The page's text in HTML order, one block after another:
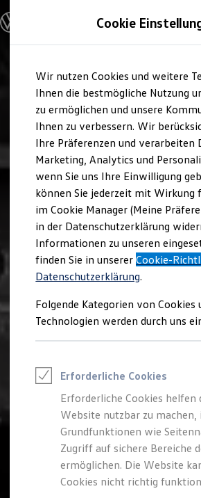
Hauptinhalt
springen
Footer
springen
Modelle und Konfigurator
Konfigurator
Modelle vergleichen
Elektroautos
ENERGY Sondermodelle
Nutzfahrzeuge
SUV und CUV
Familienautos
Kombis
Kompaktwagen
Sportwagen
Schnell verfügbare Fahrzeuge
Angebote und Produkte
Aktuelle Angebote
E-Auto-Förderung
Volkswagen Marktplatz
Die ENERGY Sondermodelle
Junge Gebrauchtwagen und
Volkswagen Zertifizierte
Elektromobilität bei
Saisonangebote
Reifenpakete
Leasing
Leasing-Angebote
Elektroauto Leasing
Kleinwagen-Leasing
Leasing ohne Anzahlung
Finanzierung
Autokredit mit
Versicherungen und Garantien
Kfz-Versicherung
Garantien
Cookie
Wir nutzen Cookies und weitere
Ihnen die bestmögliche Nutzung
zu ermöglichen und unsere
Ihnen zu verbessern. Wir
Ihre Präferenzen und verarbeiten
Marketing, Analytics und
wenn Sie uns Ihre Einwilligung
können Sie jederzeit mit Wirkung
im Cookie Manager (Meine
in der Datenschutzerklärung
Informationen zu unseren
finden Sie in unsererCookie-
Datenschutzerklärung.
Folgende Kategorien von Cookies
Technologien werden durch uns
Erforderliche Cookies
Erforderliche Cookies helfen
Website nutzbar zu machen,
Grundfunktionen wie
Zugriff auf sichere Bereiche
ermöglichen. Die Website
Cookies nicht richtig